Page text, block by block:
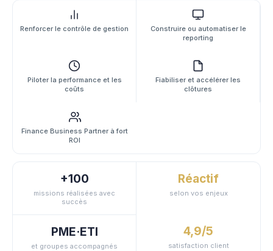
Renforcer le contrôle de gestion
Construire ou automatiser le
reporting
Piloter la performance et les
coûts
Fiabiliser et accélérer les
clôtures
Finance Business Partner à fort
ROI
+100
missions réalisées avec
succès
Réactif
selon vos enjeux
PME·ETI
et groupes accompagnés
4,9/5
satisfaction client